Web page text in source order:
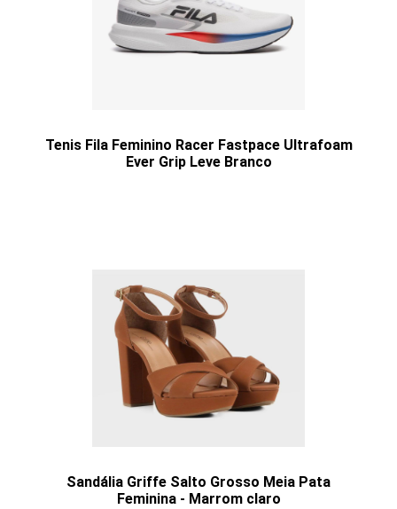
Tenis Fila Feminino Racer Fastpace Ultrafoam
Ever Grip Leve Branco
Sandália Griffe Salto Grosso Meia Pata
Feminina - Marrom claro